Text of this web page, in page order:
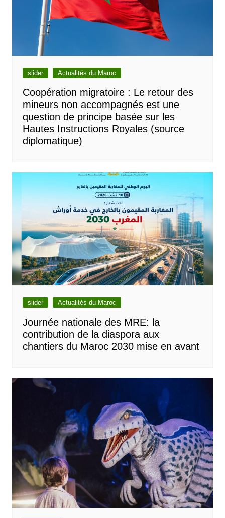
slider Actualités du Maroc
Coopération migratoire : Le retour des
mineurs non accompagnés est une
question de principe basée sur les
Hautes Instructions Royales (source
diplomatique)
slider Actualités du Maroc
Journée nationale des MRE: la
contribution de la diaspora aux
chantiers du Maroc 2030 mise en avant